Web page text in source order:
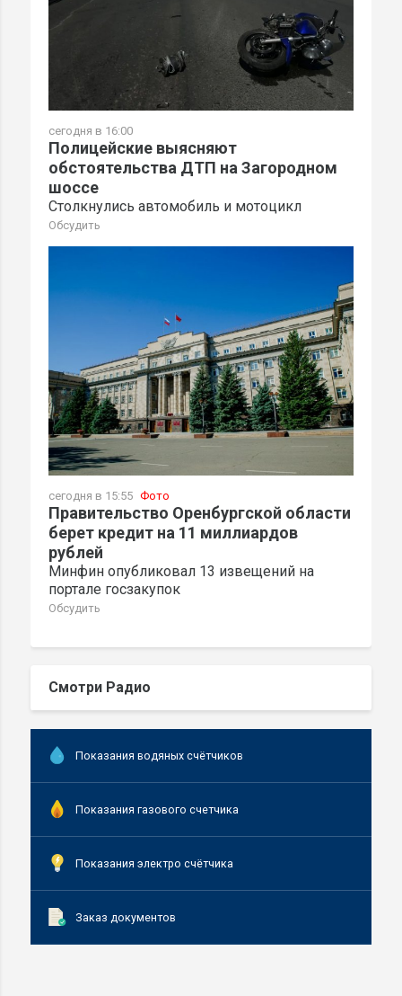
сегодня в 16:00
Полицейские выясняют
обстоятельства ДТП на Загородном
шоссе
Столкнулись автомобиль и мотоцикл
Обсудить
сегодня в 15:55 Фото
Правительство Оренбургской области
берет кредит на 11 миллиардов
рублей
Минфин опубликовал 13 извещений на
портале госзакупок
Обсудить
Смотри Радио
Показания водяных счётчиков
Показания газового счетчика
Показания электро счётчика
Заказ документов